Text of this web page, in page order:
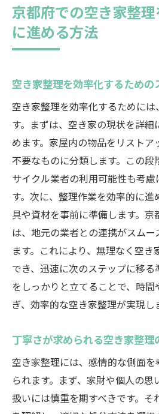
京都府での空き家整
に進める方法
空き家整理を効率化するための
空き家整理を効率化するために
す。まずは、空き家の現状を詳
めます。家屋内の物品をリストア
不要なものに分類します。この段
サイクル業者の利用可能性も考
す。次に、整理作業を効率的に
具や資材を事前に準備します。
は、地元の業者との連携がスム
ます。これにより、無理なく空
でき、迅速に次のステップに移る
をしっかりと立てることで、時
ぎ、効率的な空き家整理が実現し
丁寧さが求められる空き家整理
空き家整理には、感情的な側面
られます。まず、家財や個人の思
扱いには慎重を期すべきです。そ